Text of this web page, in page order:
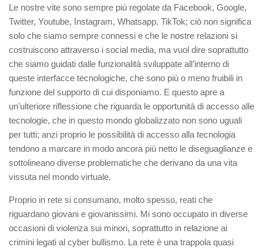
Le nostre vite sono sempre più regolate da Facebook, Google,
Twitter, Youtube, Instagram, Whatsapp, TikTok; ciò non significa
solo che siamo sempre connessi e che le nostre relazioni si
costruiscono attraverso i social media, ma vuol dire soprattutto
che siamo guidati dalle funzionalità sviluppate all’interno di
queste interfacce tecnologiche, che sono più o meno fruibili in
funzione del supporto di cui disponiamo. E questo apre a
un’ulteriore riflessione che riguarda le opportunità di accesso alle
tecnologie, che in questo mondo globalizzato non sono uguali
per tutti; anzi proprio le possibilità di accesso alla tecnologia
tendono a marcare in modo ancora più netto le diseguaglianze e
sottolineano diverse problematiche che derivano da una vita
vissuta nel mondo virtuale.
Proprio in rete si consumano, molto spesso, reati che
riguardano giovani e giovanissimi. Mi sono occupato in diverse
occasioni di violenza sui minori, soprattutto in relazione ai
crimini legati al cyber bullismo. La rete è una trappola quasi